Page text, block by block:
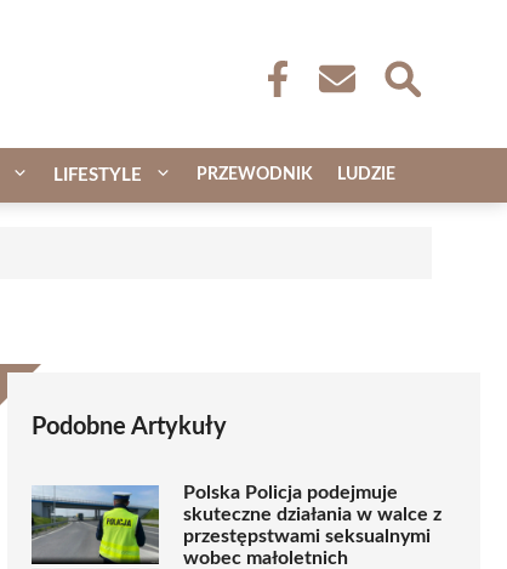
LIFESTYLE PRZEWODNIK LUDZIE
Podobne Artykuły
Polska Policja podejmuje
skuteczne działania w walce z
przestępstwami seksualnymi
wobec małoletnich